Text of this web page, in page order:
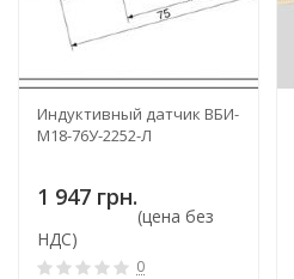
Индуктивный датчик ВБИ-
М18-76У-2252-Л
1 947 грн.
(цена без
НДС)
0